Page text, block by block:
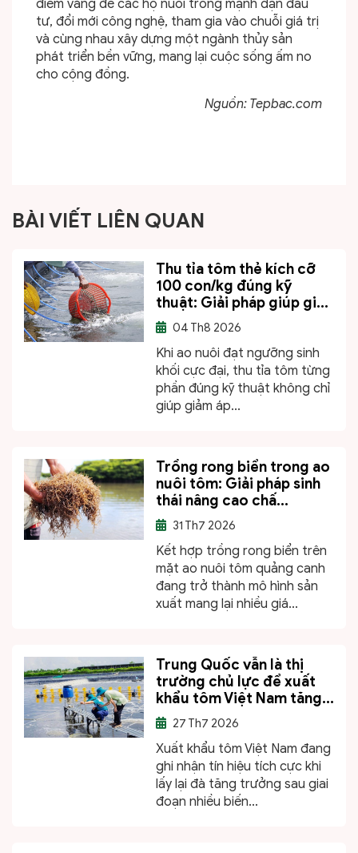
điểm vàng để các hộ nuôi trồng mạnh dạn đầu
tư, đổi mới công nghệ, tham gia vào chuỗi giá trị
và cùng nhau xây dựng một ngành thủy sản
phát triển bền vững, mang lại cuộc sống ấm no
cho cộng đồng.
Nguồn: Tepbac.com
BÀI VIẾT LIÊN QUAN
Thu tỉa tôm thẻ kích cỡ
100 con/kg đúng kỹ
thuật: Giải pháp giúp gi...
04 Th8 2026
Khi ao nuôi đạt ngưỡng sinh
khối cực đại, thu tỉa tôm từng
phần đúng kỹ thuật không chỉ
giúp giảm áp...
Trồng rong biển trong ao
nuôi tôm: Giải pháp sinh
thái nâng cao chấ...
31 Th7 2026
Kết hợp trồng rong biển trên
mặt ao nuôi tôm quảng canh
đang trở thành mô hình sản
xuất mang lại nhiều giá...
Trung Quốc vẫn là thị
trường chủ lực để xuất
khẩu tôm Việt Nam tăng...
27 Th7 2026
Xuất khẩu tôm Việt Nam đang
ghi nhận tín hiệu tích cực khi
lấy lại đà tăng trưởng sau giai
đoạn nhiều biến...